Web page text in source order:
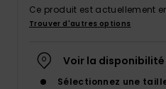
Ce produit est actuellement
Trouver d'autres options
Voir la disponibilité
Sélectionnez une